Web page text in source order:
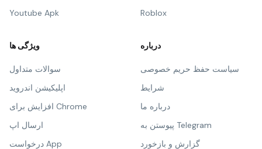
Youtube Apk
Roblox
ویژگی ها
سوالات متداول
اپلیکیشن اندروید
افزایش برای Chrome
ارسال اپ
درخواست App
درباره
سیاست حفظ حریم خصوصی
شرایط
درباره ما
پیوستن به Telegram
گزارش و بازخورد